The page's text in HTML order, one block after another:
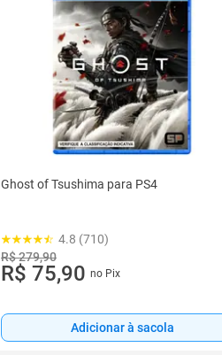
Ghost of Tsushima para PS4
4.8 (710)
R$ 279,90
R$ 75,90 no Pix
Adicionar à sacola